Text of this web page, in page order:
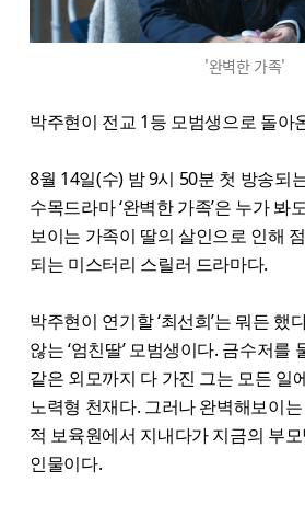
'완벽한 가족'
박주현이 전교 1등 모범생으로 돌아
8월 14일(수) 밤 9시 50분 첫 방송되
수목드라마 ‘완벽한 가족’은 누가 봐
보이는 가족이 딸의 살인으로 인해
되는 미스터리 스릴러 드라마다.
박주현이 연기할 ‘최선희’는 뭐든 했
않는 ‘엄친딸’ 모범생이다. 금수저를
같은 외모까지 다 가진 그는 모든 일
노력형 천재다. 그러나 완벽해보이
적 보육원에서 지내다가 지금의 부
인물이다.